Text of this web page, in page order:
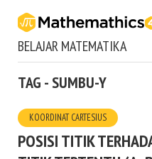
BELAJAR MATEMATIKA
TAG - SUMBU-Y
KOORDINAT CARTESIUS
POSISI TITIK